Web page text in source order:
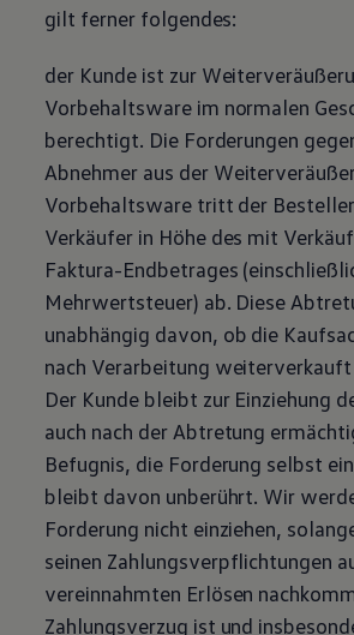
gilt ferner folgendes:
der Kunde ist zur
Vorbehaltsware im normalen
berechtigt. Die Forderungen
Abnehmer aus der
Vorbehaltsware tritt der
Verkäufer in Höhe des mit
Faktura-Endbetrages
Mehrwertsteuer) ab. Diese
unabhängig davon, ob die
nach Verarbeitung
Der Kunde bleibt zur Einziehung
auch nach der Abtretung
Befugnis, die Forderung selbst
bleibt davon unberührt. Wir
Forderung nicht einziehen,
seinen Zahlungsverpflichtungen
vereinnahmten Erlösen
Zahlungsverzug ist und